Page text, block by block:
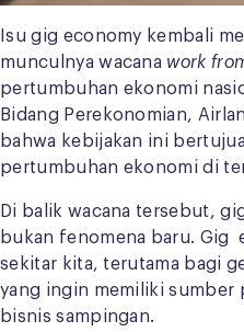
Isu gig economy kembali
munculnya wacana work
pertumbuhan ekonomi
Bidang Perekonomian,
bahwa kebijakan ini
pertumbuhan ekonomi di
Di balik wacana tersebut,
bukan fenomena baru. Gig
sekitar kita, terutama bagi
yang ingin memiliki sumber
bisnis sampingan.